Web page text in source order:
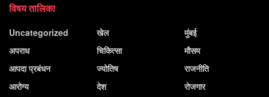
विषय तालिका
Uncategorized
अपराध
आपदा प्रबंधन
आरोग्य
खेल
चिकित्सा
ज्योतिष
देश
मुंबई
मौसम
राजनीति
रोजगार